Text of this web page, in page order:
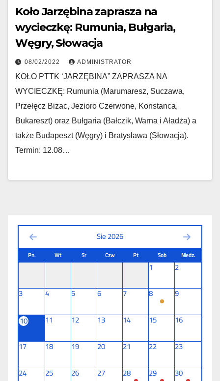
Koło Jarzębina zaprasza na
wycieczkę: Rumunia, Bułgaria,
Węgry, Słowacja
08/02/2022 ADMINISTRATOR
KOŁO PTTK ‘JARZĘBINA” ZAPRASZA NA
WYCIECZKĘ: Rumunia (Marumaresz, Suczawa,
Przełęcz Bizac, Jezioro Czerwone, Konstanca,
Bukareszt) oraz Bułgaria (Bałczik, Warna i Aładża) a
także Budapeszt (Węgry) i Bratysława (Słowacja).
Termin: 12.08…
Sie 2026
Pn. Wt Sr Czw Pt Sob Niedz.
1
2
3
4 5 6 7 8
9
10
11 12 13 14 15
16
17
18 19 20 21 22
23
24
25 26 27 28 29
30